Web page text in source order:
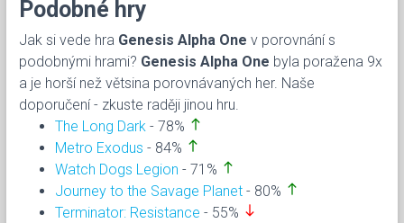
Podobné hry
Jak si vede hra Genesis Alpha One v porovnání s
podobnými hrami? Genesis Alpha One byla poražena 9x
a je horší než větsina porovnávaných her. Naše
doporučení - zkuste raději jinou hru.
The Long Dark - 78% north
Metro Exodus - 84% north
Watch Dogs Legion - 71% north
Journey to the Savage Planet - 80% north
Terminator: Resistance - 55% south